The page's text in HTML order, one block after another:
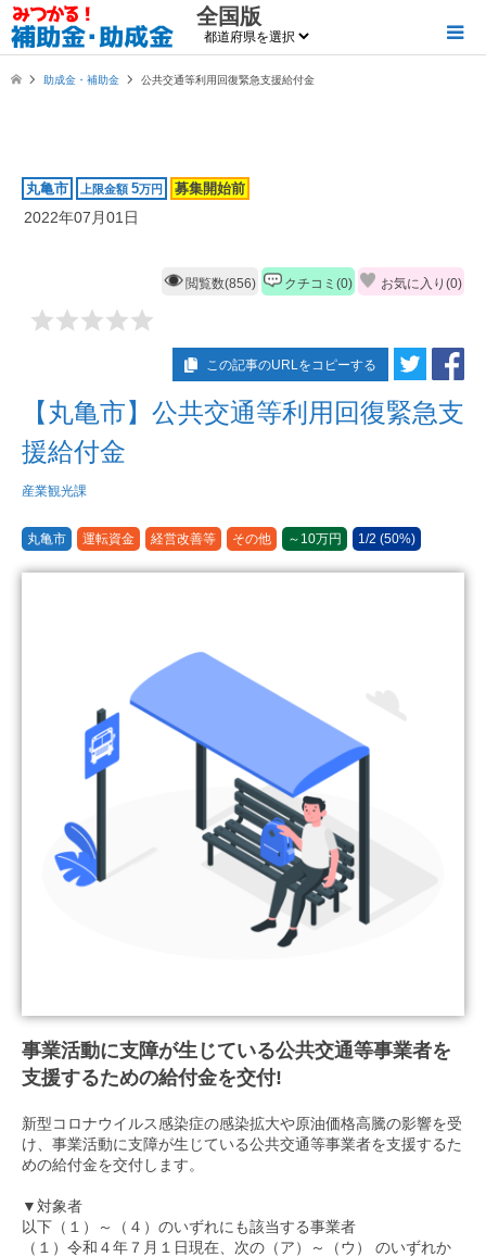
全国版
助成金・補助金 公共交通等利用回復緊急支援給付金
丸亀市 上限金額 5万円 募集開始前
2022年07月01日
閲覧数(856) クチコミ(0) お気に入り(0)
この記事のURLをコピーする
【丸亀市】公共交通等利用回復緊急支
援給付金
産業観光課
丸亀市 運転資金 経営改善等 その他 ～10万円 1/2 (50%)
事業活動に支障が生じている公共交通等事業者を
支援するための給付金を交付!
新型コロナウイルス感染症の感染拡大や原油価格高騰の影響を受
け、事業活動に支障が生じている公共交通等事業者を支援するた
めの給付金を交付します。
▼対象者
以下（１）～（４）のいずれにも該当する事業者
（１）令和４年７月１日現在、次の（ア）～（ウ） のいずれか